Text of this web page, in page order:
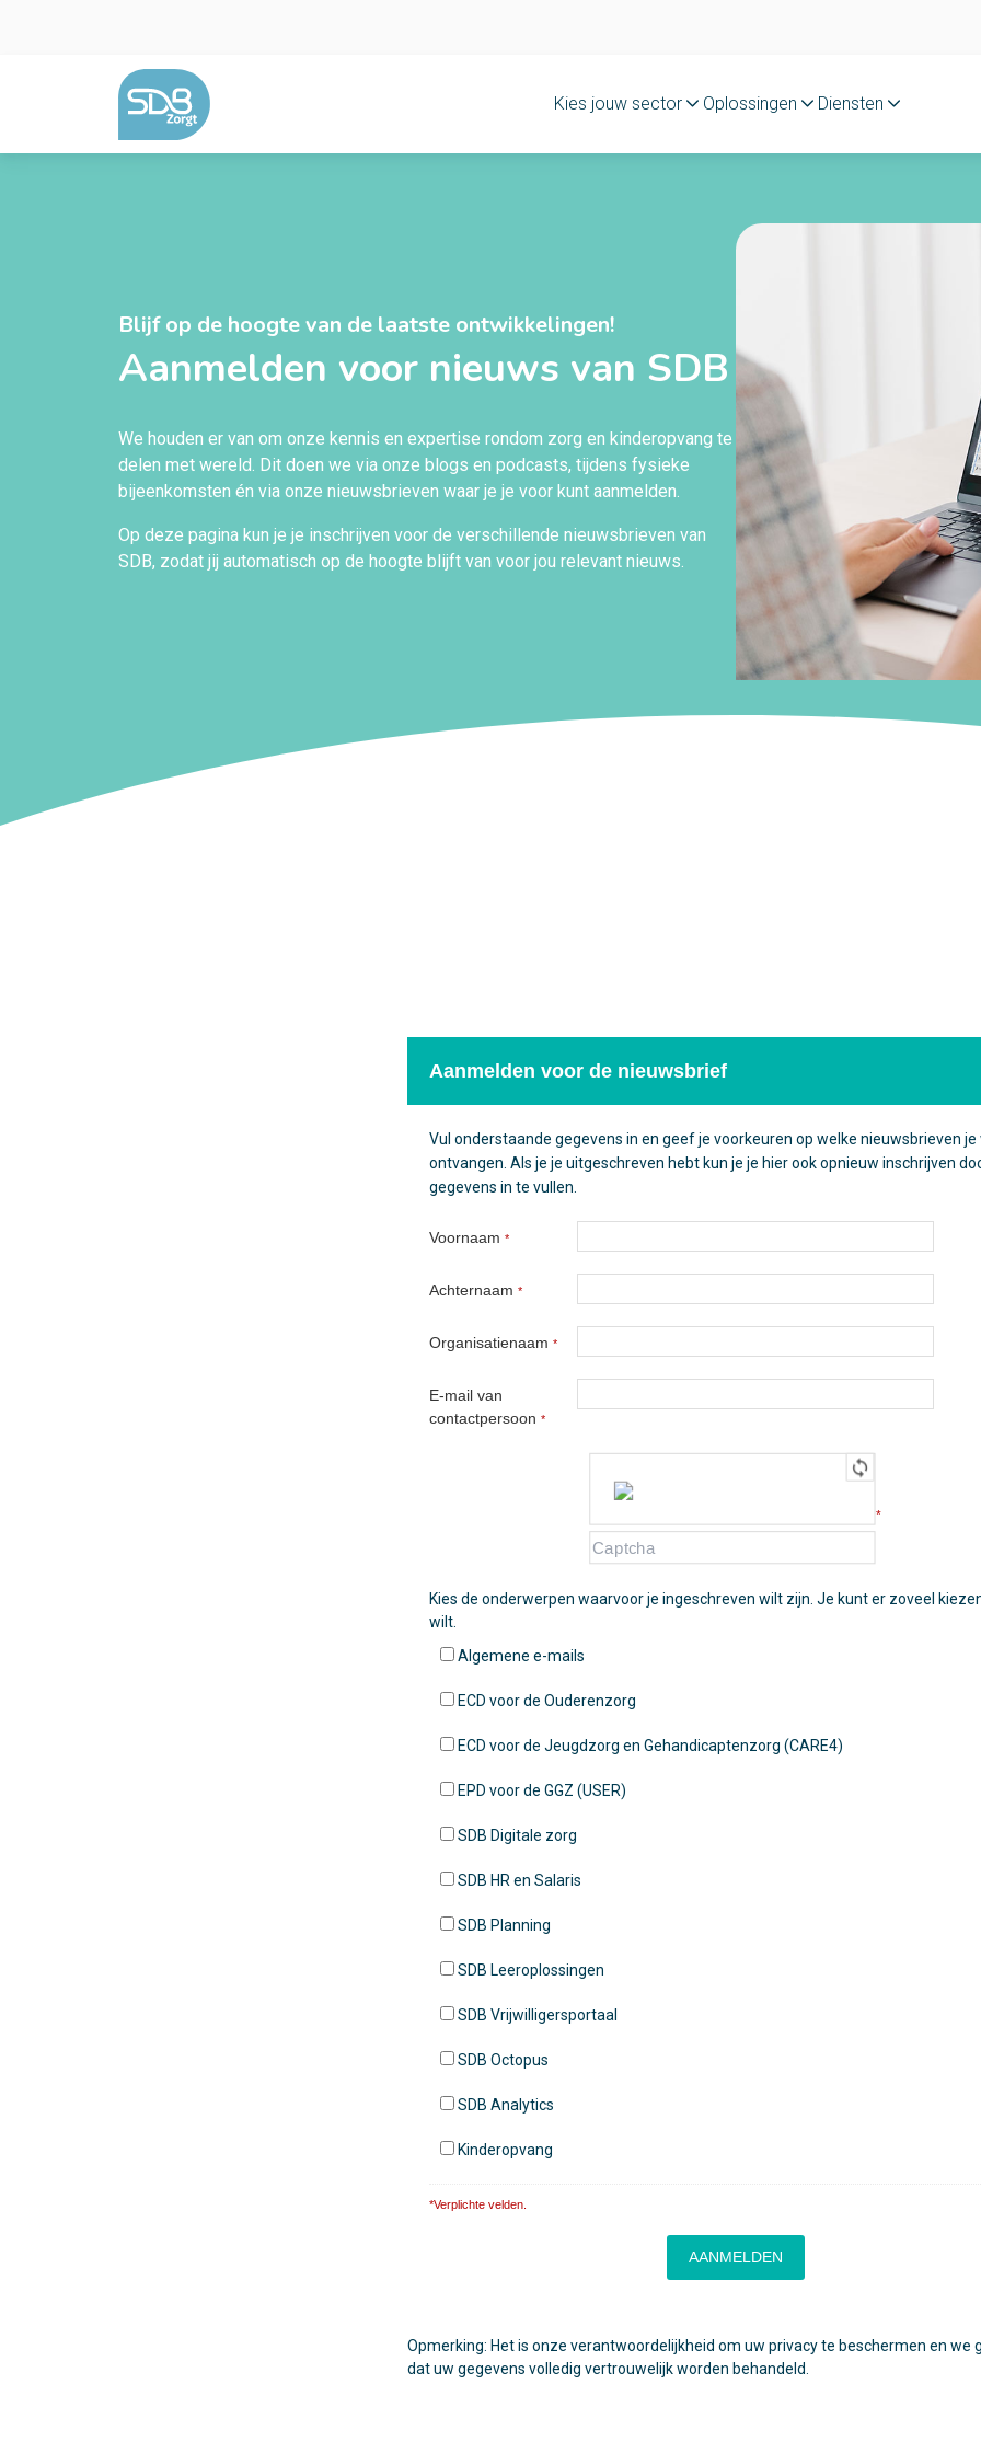
Kies jouw sector Oplossingen Diensten
Blijf op de hoogte van de laatste ontwikkelingen!
Aanmelden voor nieuws van SDB
We houden er van om onze kennis en expertise rondom zorg en kinderopvang te
delen met wereld. Dit doen we via onze blogs en podcasts, tijdens fysieke
bijeenkomsten én via onze nieuwsbrieven waar je je voor kunt aanmelden.
Op deze pagina kun je je inschrijven voor de verschillende nieuwsbrieven van
SDB, zodat jij automatisch op de hoogte blijft van voor jou relevant nieuws.
Aanmelden voor de nieuwsbrief
Vul onderstaande gegevens in en geef je voorkeuren op welke nieuwsbrieven je
ontvangen. Als je je uitgeschreven hebt kun je je hier ook opnieuw inschrijven
gegevens in te vullen.
Voornaam *
Achternaam *
Organisatienaam *
E-mail van
contactpersoon *
*
Kies de onderwerpen waarvoor je ingeschreven wilt zijn. Je kunt er zoveel
wilt.
Algemene e-mails
ECD voor de Ouderenzorg
ECD voor de Jeugdzorg en Gehandicaptenzorg (CARE4)
EPD voor de GGZ (USER)
SDB Digitale zorg
SDB HR en Salaris
SDB Planning
SDB Leeroplossingen
SDB Vrijwilligersportaal
SDB Octopus
SDB Analytics
Kinderopvang
*Verplichte velden.
Opmerking: Het is onze verantwoordelijkheid om uw privacy te beschermen en we
dat uw gegevens volledig vertrouwelijk worden behandeld.